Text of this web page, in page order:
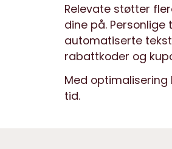
Relevate støtter
dine på.
automatiserte
rabattkoder og
Med
tid.